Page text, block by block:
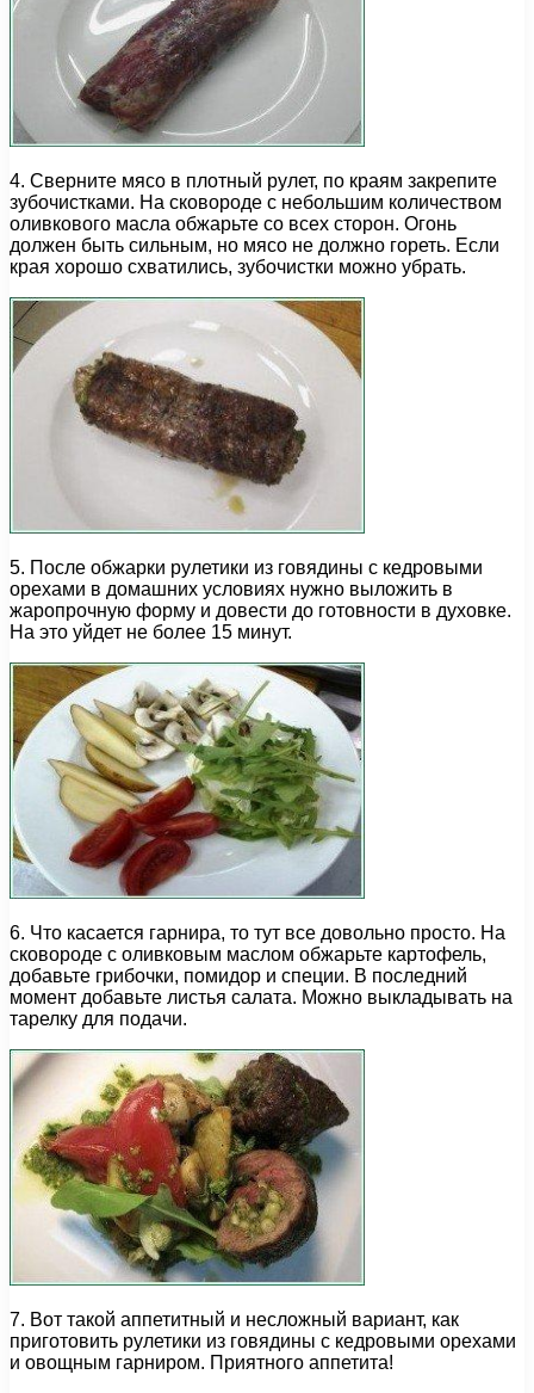
4. Сверните мясо в плотный рулет, по краям закрепите
зубочистками. На сковороде с небольшим количеством
оливкового масла обжарьте со всех сторон. Огонь
должен быть сильным, но мясо не должно гореть. Если
края хорошо схватились, зубочистки можно убрать.
5. После обжарки рулетики из говядины с кедровыми
орехами в домашних условиях нужно выложить в
жаропрочную форму и довести до готовности в духовке.
На это уйдет не более 15 минут.
6. Что касается гарнира, то тут все довольно просто. На
сковороде с оливковым маслом обжарьте картофель,
добавьте грибочки, помидор и специи. В последний
момент добавьте листья салата. Можно выкладывать на
тарелку для подачи.
7. Вот такой аппетитный и несложный вариант, как
приготовить рулетики из говядины с кедровыми орехами
и овощным гарниром. Приятного аппетита!